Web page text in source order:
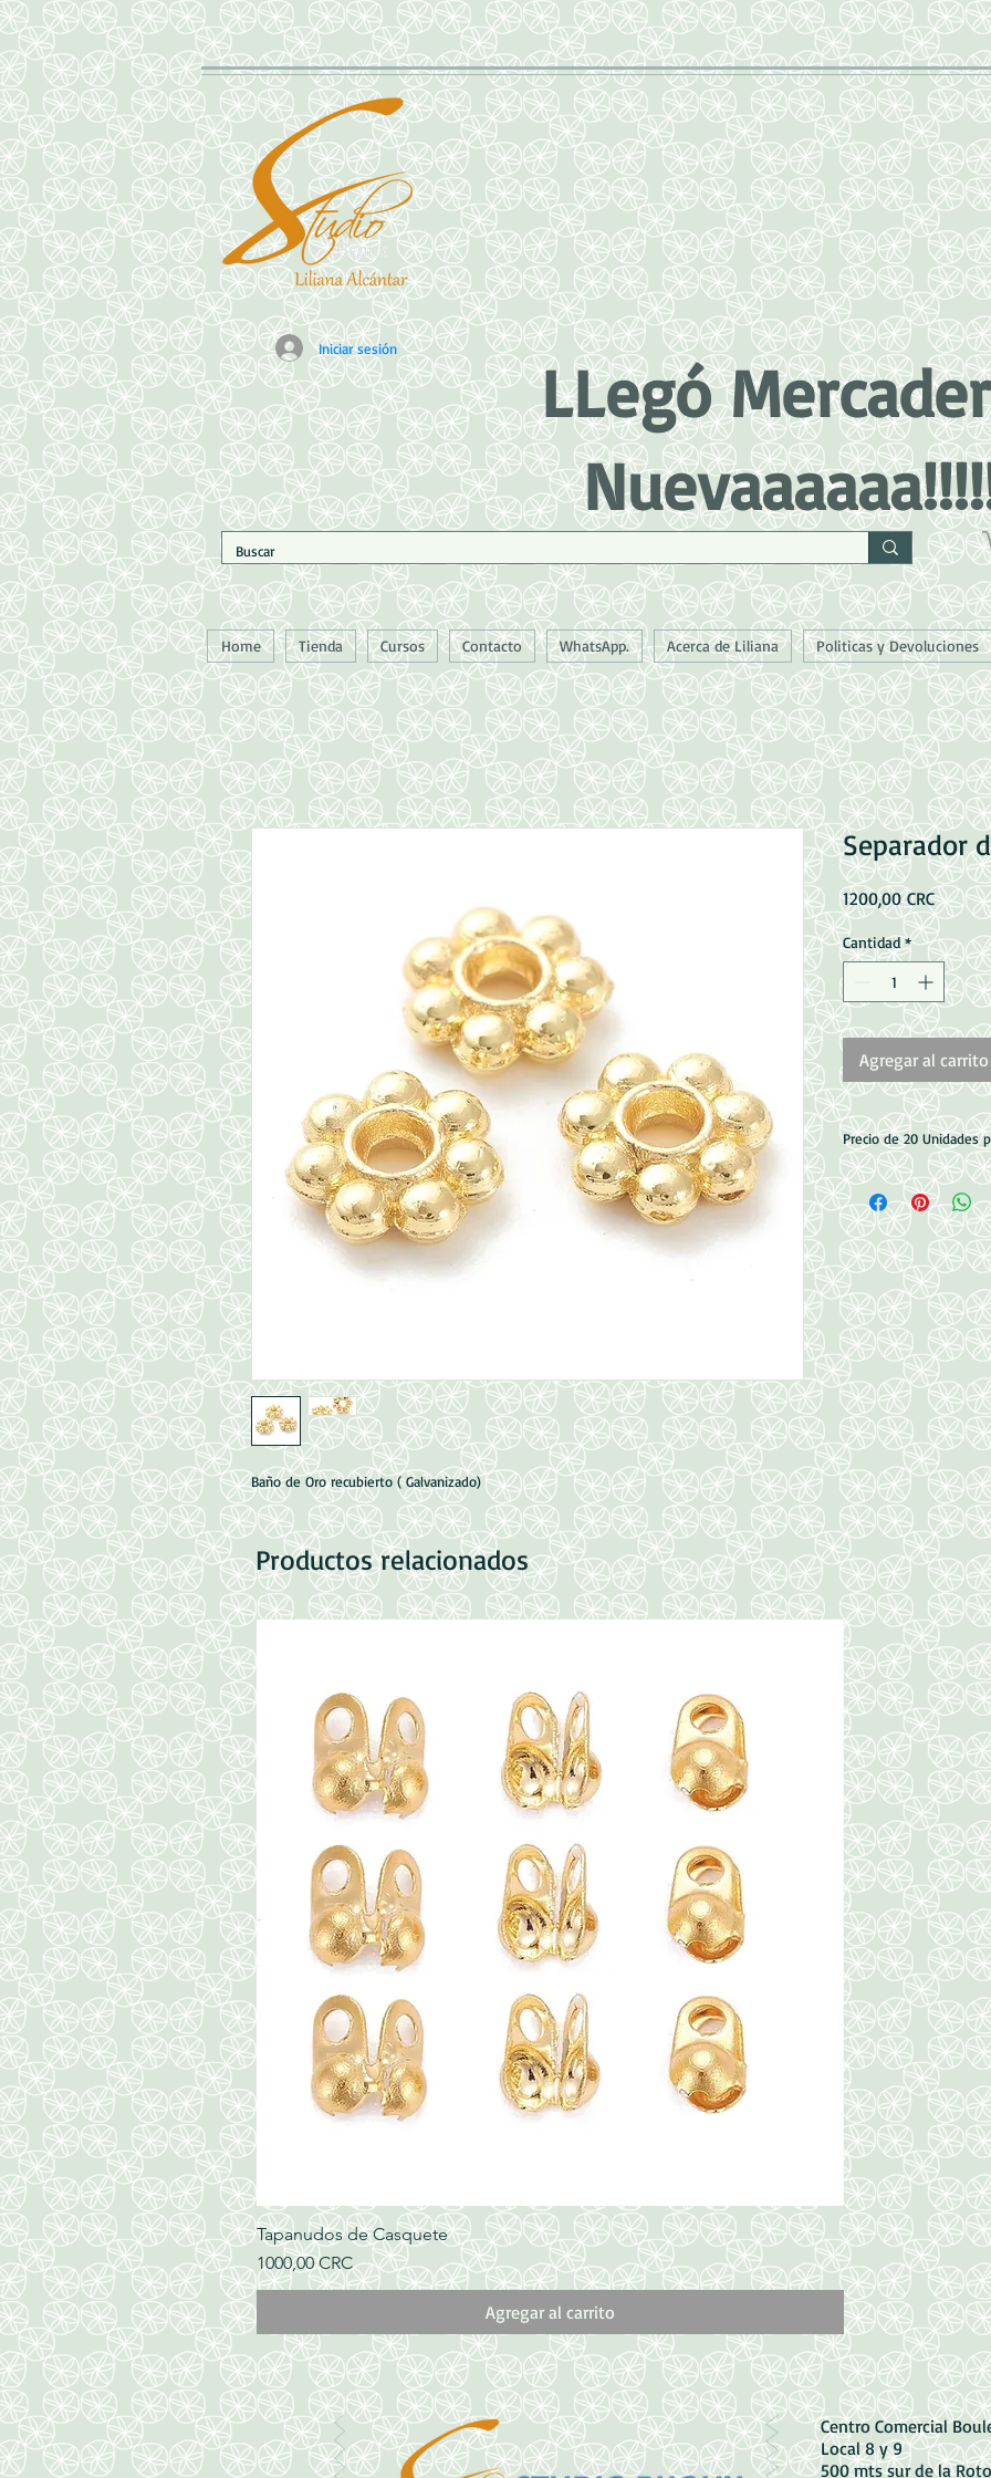
Iniciar sesión
LLegó
Home Tienda Cursos Contacto WhatsApp. Acerca de Liliana Politicas y Devoluciones
Baño de Oro recubierto ( Galvanizado)
Separador
1200,00 CRCPrecio
Cantidad *
Agregar al carrito
Precio de 20 Unidades
Medida: , 7.5x2mm
Perforacion: 2mm
Baño de Oro 18k
Productos relacionados
Vista rápida
Tapanudos de Casquete
Precio
1000,00 CRC
Agregar al carrito
Nuevo
Dije de Corazón
Precio
1500,00 CRC
Centro Comercial
Local 8 y 9
500 mts sur de la